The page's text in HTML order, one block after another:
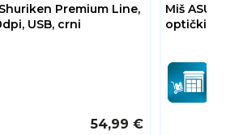
Premium Line,
USB, crni
54,99 €
Miš
optički,